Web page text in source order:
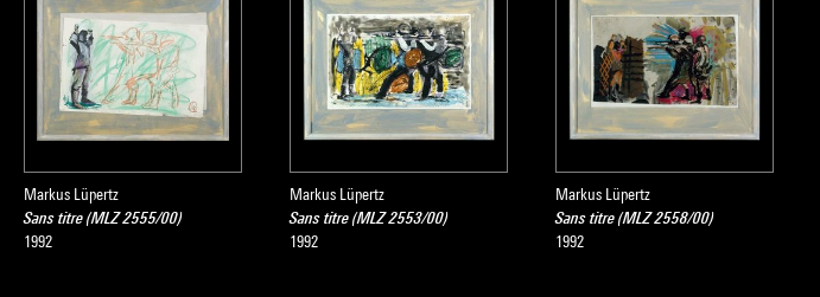
Markus Lüpertz
Sans titre (MLZ 2555/00)
1992
Markus Lüpertz
Sans titre (MLZ 2553/00)
1992
Markus Lüpertz
Sans titre (MLZ 2558/00)
1992